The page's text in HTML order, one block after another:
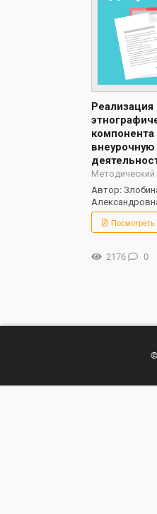
Реализация
компонента
внеурочную
Методический
Автор:
Посмотреть
2176 0